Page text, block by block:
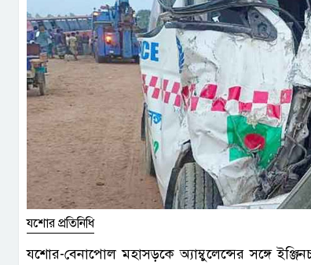
যশোর প্রতিনিধি
যশোর-বেনাপোল মহাসড়কে অ্যাম্বুলেন্সের সঙ্গে